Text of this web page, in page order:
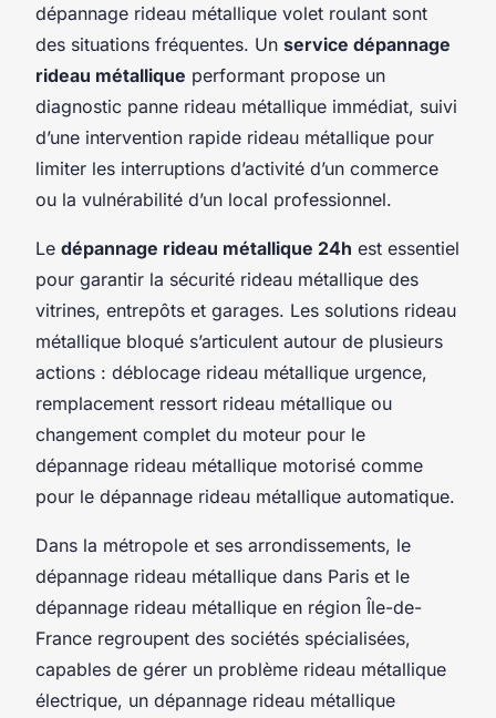
dépannage rideau métallique volet roulant sont
des situations fréquentes. Un service dépannage
rideau métallique performant propose un
diagnostic panne rideau métallique immédiat, suivi
d’une intervention rapide rideau métallique pour
limiter les interruptions d’activité d’un commerce
ou la vulnérabilité d’un local professionnel.
Le dépannage rideau métallique 24h est essentiel
pour garantir la sécurité rideau métallique des
vitrines, entrepôts et garages. Les solutions rideau
métallique bloqué s’articulent autour de plusieurs
actions : déblocage rideau métallique urgence,
remplacement ressort rideau métallique ou
changement complet du moteur pour le
dépannage rideau métallique motorisé comme
pour le dépannage rideau métallique automatique.
Dans la métropole et ses arrondissements, le
dépannage rideau métallique dans Paris et le
dépannage rideau métallique en région Île-de-
France regroupent des sociétés spécialisées,
capables de gérer un problème rideau métallique
électrique, un dépannage rideau métallique